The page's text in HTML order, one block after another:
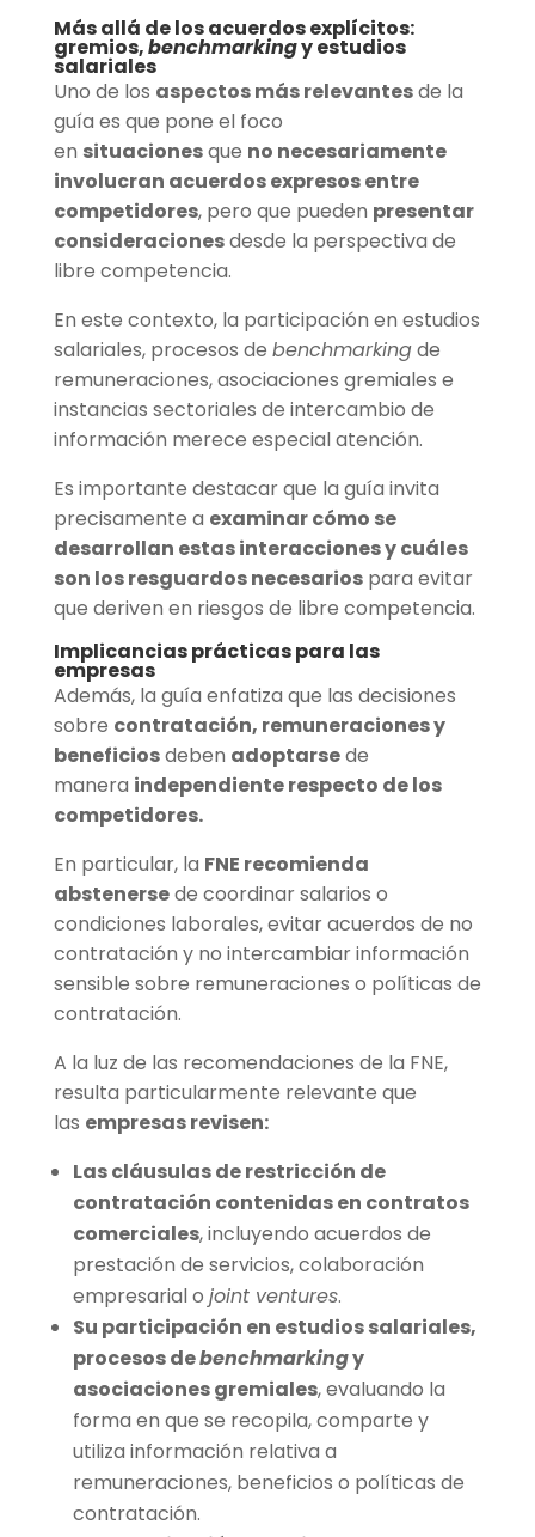
Más allá de los acuerdos explícitos:
gremios,benchmarkingy estudios
salariales
Uno de los aspectos más relevantesde la
guía es que pone el foco
en situacionesque no necesariamente
involucran acuerdos expresos entre
competidores, pero que pueden presentar
consideracionesdesde la perspectiva de
libre competencia.
En este contexto, la participación en estudios
salariales, procesos de benchmarkingde
remuneraciones, asociaciones gremiales e
instancias sectoriales de intercambio de
información merece especial atención.
Es importante destacar que la guía invita
precisamente a examinar cómo se
desarrollan estas interacciones y cuáles
son los resguardos necesariospara evitar
que deriven en riesgos de libre competencia.
Implicancias prácticas para las
empresas
Además, la guía enfatiza que las decisiones
sobre contratación, remuneraciones y
beneficiosdeben adoptarsede
manera independiente respecto de los
competidores.
En particular, la FNE recomienda
abstenersede coordinar salarios o
condiciones laborales, evitar acuerdos de no
contratación y no intercambiar información
sensible sobre remuneraciones o políticas de
contratación.
A la luz de las recomendaciones de la FNE,
resulta particularmente relevante que
las empresas revisen:
Las cláusulas de restricción de
contratación contenidas en contratos
comerciales, incluyendo acuerdos de
prestación de servicios, colaboración
empresarial o joint ventures.
Su participación en estudios salariales,
procesos debenchmarkingy
asociaciones gremiales, evaluando la
forma en que se recopila, comparte y
utiliza información relativa a
remuneraciones, beneficios o políticas de
contratación.